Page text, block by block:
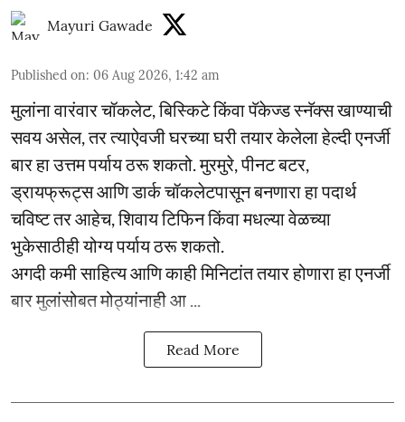
Mayuri Gawade
Published on: 06 Aug 2026, 1:42 am
मुलांना वारंवार चॉकलेट, बिस्किटे किंवा पॅकेज्ड स्नॅक्स खाण्याची
सवय असेल, तर त्याऐवजी घरच्या घरी तयार केलेला हेल्दी एनर्जी
बार हा उत्तम पर्याय ठरू शकतो. मुरमुरे, पीनट बटर,
ड्रायफ्रूट्स आणि डार्क चॉकलेटपासून बनणारा हा पदार्थ
चविष्ट तर आहेच, शिवाय टिफिन किंवा मधल्या वेळच्या
भुकेसाठीही योग्य पर्याय ठरू शकतो.
अगदी कमी साहित्य आणि काही मिनिटांत तयार होणारा हा एनर्जी
बार मुलांसोबत मोठ्यांनाही आ ...
Read More